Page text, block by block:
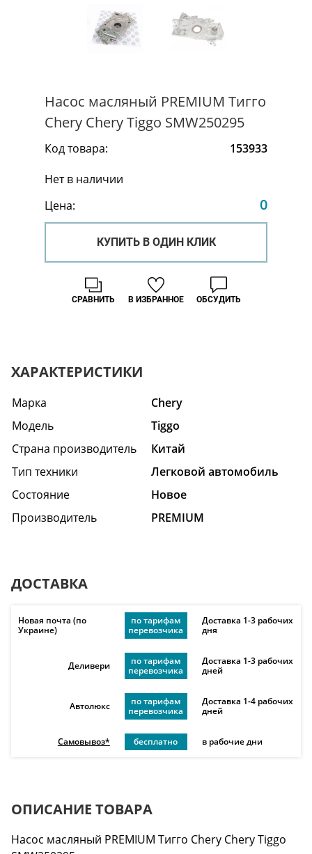
Насос масляный PREMIUM Тигго
Chery Chery Tiggo SMW250295
Код товара:
153933
Нет в наличии
Цена:
0
КУПИТЬ В ОДИН КЛИК
В ИЗБРАННОЕ
СРАВНИТЬ ОБСУДИТЬ
ХАРАКТЕРИСТИКИ
Марка
Chery
Модель
Tiggo
Страна производитель
Китай
Тип техники
Легковой автомобиль
Состояние
Hовое
Производитель
PREMIUM
ДОСТАВКА
Новая почта (по
Украине)
по тарифам
перевозчика
Доставка 1-3 рабочих
дня
Деливери
по тарифам
перевозчика
Доставка 1-3 рабочих
дней
Автолюкс
по тарифам
перевозчика
Доставка 1-4 рабочих
дней
Самовывоз* бесплатно в рабочие дни
ОПИСАНИЕ ТОВАРА
Насос масляный PREMIUM Тигго Chery Chery Tiggo